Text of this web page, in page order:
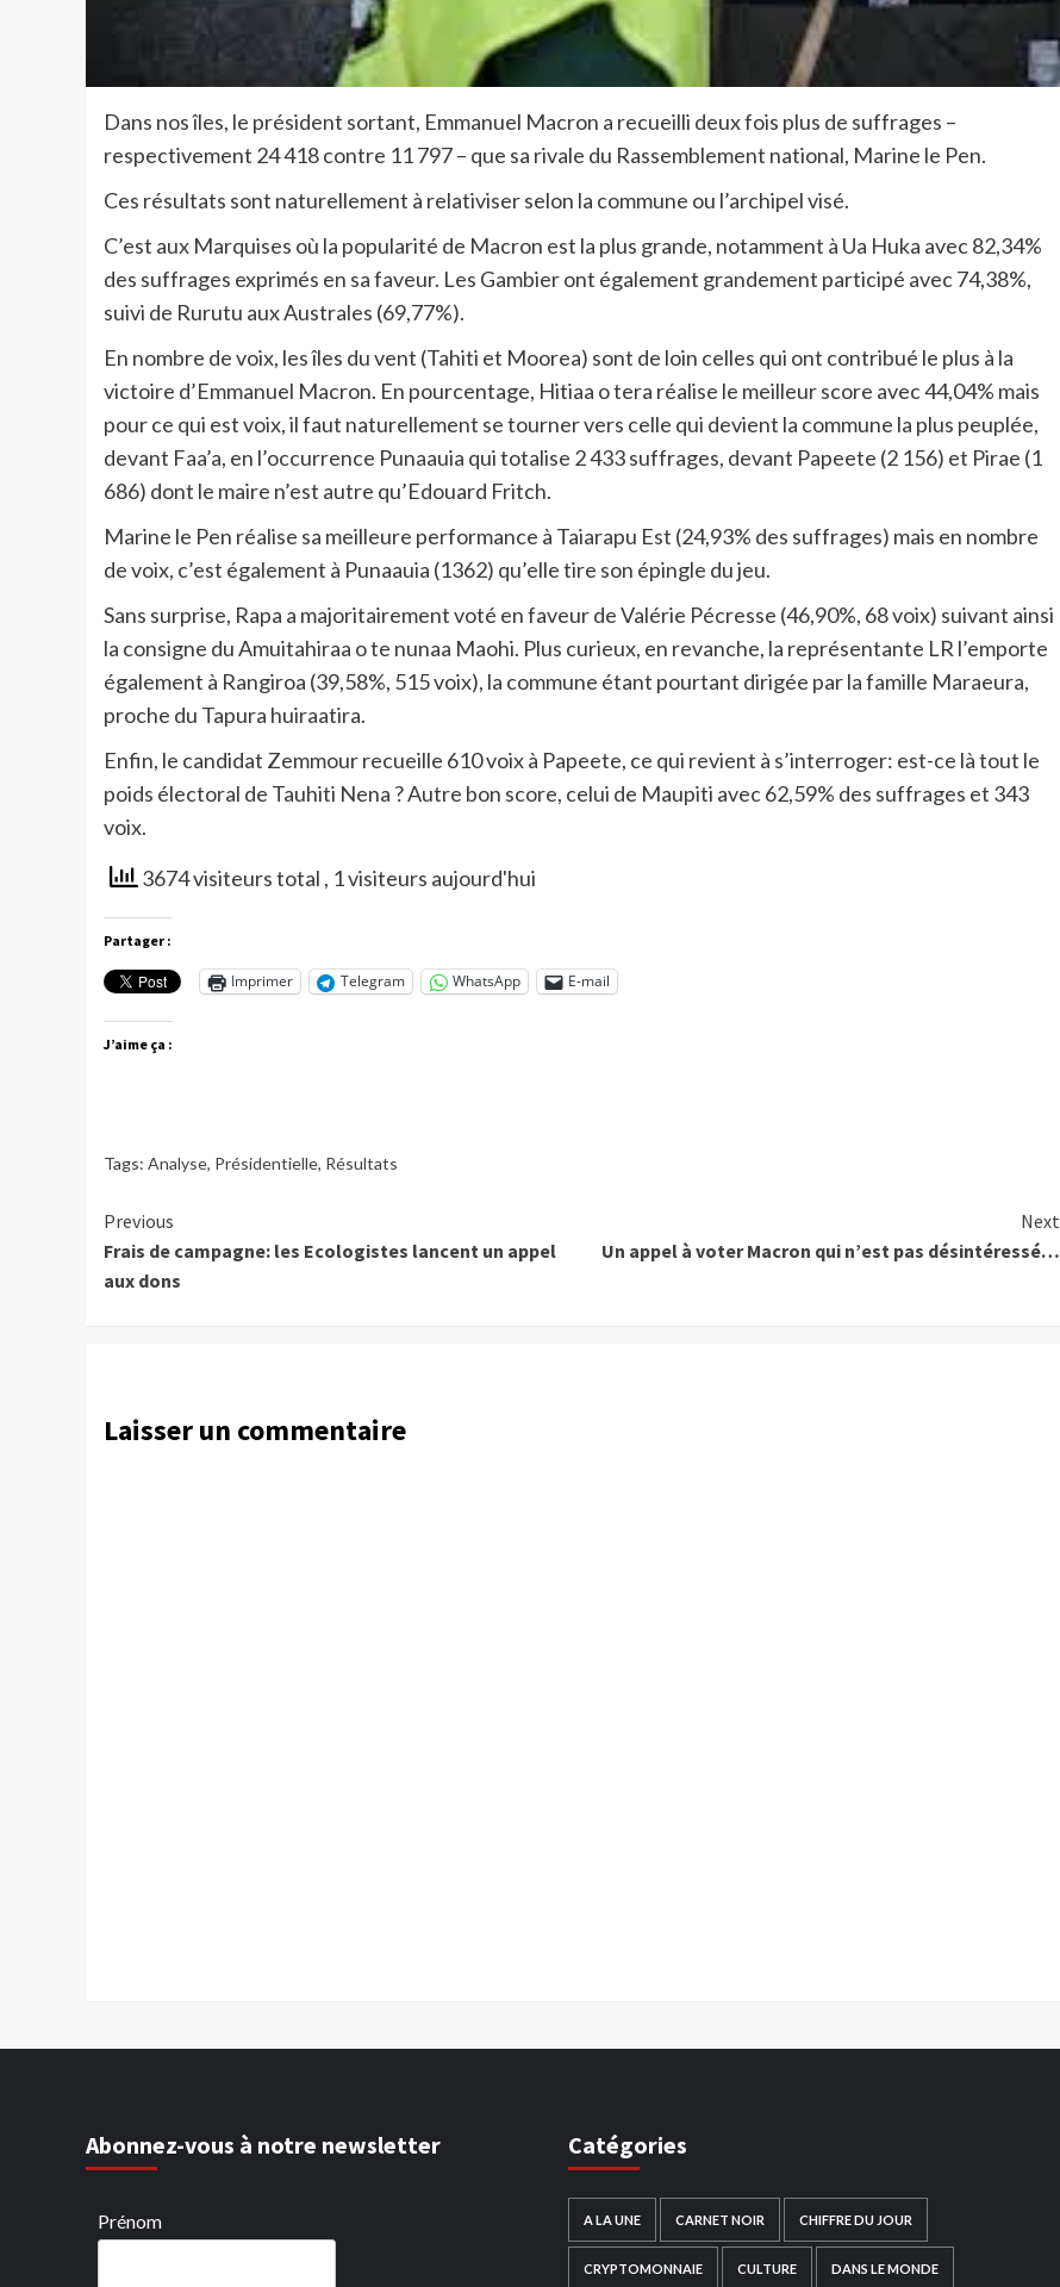
Dans nos îles, le président sortant, Emmanuel Macron a recueilli deux fois plus de suffrages –
respectivement 24 418 contre 11 797 – que sa rivale du Rassemblement national, Marine le Pen.
Ces résultats sont naturellement à relativiser selon la commune ou l’archipel visé.
C’est aux Marquises où la popularité de Macron est la plus grande, notamment à Ua Huka avec 82,34%
des suffrages exprimés en sa faveur. Les Gambier ont également grandement participé avec 74,38%,
suivi de Rurutu aux Australes (69,77%).
En nombre de voix, les îles du vent (Tahiti et Moorea) sont de loin celles qui ont contribué le plus à la
victoire d’Emmanuel Macron. En pourcentage, Hitiaa o tera réalise le meilleur score avec 44,04% mais
pour ce qui est voix, il faut naturellement se tourner vers celle qui devient la commune la plus peuplée,
devant Faa’a, en l’occurrence Punaauia qui totalise 2 433 suffrages, devant Papeete (2 156) et Pirae (1
686) dont le maire n’est autre qu’Edouard Fritch.
Marine le Pen réalise sa meilleure performance à Taiarapu Est (24,93% des suffrages) mais en nombre
de voix, c’est également à Punaauia (1362) qu’elle tire son épingle du jeu.
Sans surprise, Rapa a majoritairement voté en faveur de Valérie Pécresse (46,90%, 68 voix) suivant ainsi
la consigne du Amuitahiraa o te nunaa Maohi. Plus curieux, en revanche, la représentante LR l’emporte
également à Rangiroa (39,58%, 515 voix), la commune étant pourtant dirigée par la famille Maraeura,
proche du Tapura huiraatira.
Enfin, le candidat Zemmour recueille 610 voix à Papeete, ce qui revient à s’interroger: est-ce là tout le
poids électoral de Tauhiti Nena ? Autre bon score, celui de Maupiti avec 62,59% des suffrages et 343
voix.
3674 visiteurs total , 1 visiteurs aujourd'hui
Partager :
Imprimer Telegram WhatsApp E-mail
J’aime ça :
Tags: Analyse, Présidentielle, Résultats
Continue
Reading
Previous
Frais de campagne: les Ecologistes lancent un appel
aux dons
Next
Un appel à voter Macron qui n’est pas désintéressé…
Laisser un commentaire
Abonnez-vous à notre newsletter
Prénom
Catégories
A LA UNE CARNET NOIR CHIFFRE DU JOUR
CRYPTOMONNAIE CULTURE DANS LE MONDE